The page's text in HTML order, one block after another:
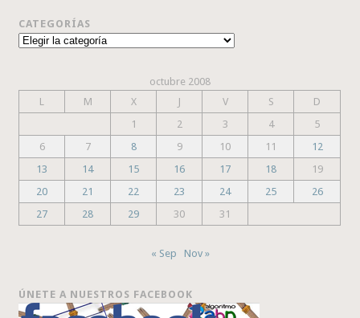
CATEGORÍAS
Categorías
octubre 2008
L
M X J V S
D
1
2 3 4
5
6
7 8 9 10 11
12
13
14 15 16 17 18
19
20
21 22 23 24 25
26
27
28 29 30 31
« Sep Nov »
ÚNETE A NUESTROS FACEBOOK